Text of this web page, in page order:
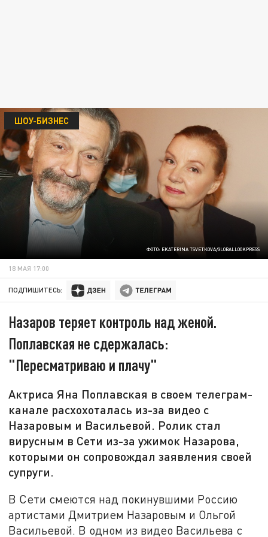
ФОТО: EKATERINA TSVETKOVA/GLOBALLOOKPRESS
ШОУ-БИЗНЕС
18 МАЯ 17:00
ПОДПИШИТЕСЬ:
Назаров теряет контроль над женой.
Поплавская не сдержалась:
"Пересматриваю и плачу"
Актриса Яна Поплавская в своем телеграм-
канале расхохоталась из-за видео с
Назаровым и Васильевой. Ролик стал
вирусным в Сети из-за ужимок Назарова,
которыми он сопровождал заявления своей
супруги.
В Сети смеются над покинувшими Россию
артистами Дмитрием Назаровым и Ольгой
Васильевой. В одном из видео Васильева с